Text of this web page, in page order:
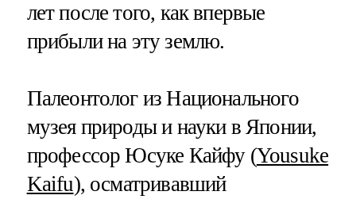
лет после того, как впервые
прибыли на эту землю.
Палеонтолог из Национального
музея природы и науки в Японии,
профессор Юсуке Кайфу (Yousuke
Kaifu), осматривавший